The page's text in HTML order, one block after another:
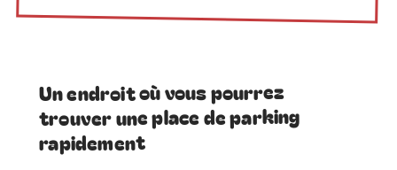
Un endroit où vous pourrez
trouver une place de parking
rapidement